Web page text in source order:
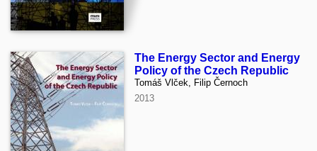
The Energy Sector and Energy
Policy of the Czech Republic
Tomáš Vlček, Filip Černoch
2013